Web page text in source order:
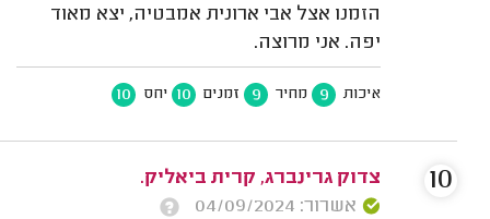
הזמנו אצל אבי ארונית אמבטיה, יצא מאוד
יפה. אני מרוצה.
איכות 9 מחיר 9 זמנים 10 יחס 10
צדוק גרינברג, קרית ביאליק.
אשרור: 04/09/2024
10